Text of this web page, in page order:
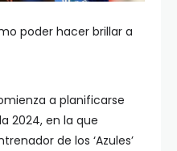
poder hacer brillar a
a planificarse
2024, en la que
de los ‘Azules’